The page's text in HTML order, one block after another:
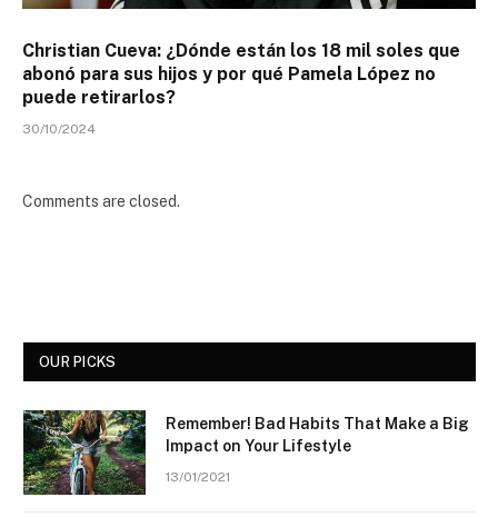
Christian Cueva: ¿Dónde están los 18 mil soles que
abonó para sus hijos y por qué Pamela López no
puede retirarlos?
30/10/2024
Comments are closed.
OUR PICKS
Remember! Bad Habits That Make a Big
Impact on Your Lifestyle
13/01/2021